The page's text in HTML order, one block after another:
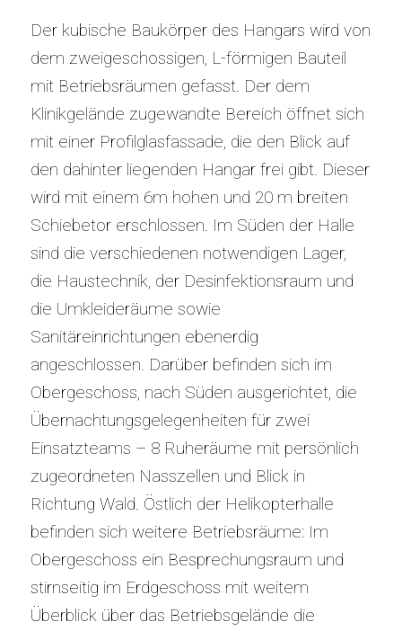
Der kubische Baukörper des Hangars wird von
dem zweigeschossigen, L-förmigen Bauteil
mit Betriebsräumen gefasst. Der dem
Klinikgelände zugewandte Bereich öffnet sich
mit einer Profilglasfassade, die den Blick auf
den dahinter liegenden Hangar frei gibt. Dieser
wird mit einem 6m hohen und 20 m breiten
Schiebetor erschlossen. Im Süden der Halle
sind die verschiedenen notwendigen Lager,
die Haustechnik, der Desinfektionsraum und
die Umkleideräume sowie
Sanitäreinrichtungen ebenerdig
angeschlossen. Darüber befinden sich im
Obergeschoss, nach Süden ausgerichtet, die
Übernachtungsgelegenheiten für zwei
Einsatzteams – 8 Ruheräume mit persönlich
zugeordneten Nasszellen und Blick in
Richtung Wald. Östlich der Helikopterhalle
befinden sich weitere Betriebsräume: Im
Obergeschoss ein Besprechungsraum und
stirnseitig im Erdgeschoss mit weitem
Überblick über das Betriebsgelände die